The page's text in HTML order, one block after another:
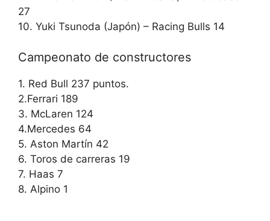
27
10. Yuki Tsunoda (Japón) – Racing Bulls 14
Campeonato de constructores
1. Red Bull 237 puntos.
2.Ferrari 189
3. McLaren 124
4.Mercedes 64
5. Aston Martín 42
6. Toros de carreras 19
7. Haas 7
8. Alpino 1